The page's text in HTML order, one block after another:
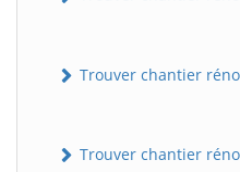
Trouver chantier
Trouver chantier